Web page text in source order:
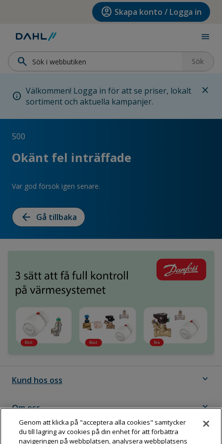
Hoppa till huvudinnehållet account_circle Skapa konto / Logga in
menu
search Sök
info Välkommen! Logga in för att se priser, lokalt
sortiment och aktuella kampanjer.
close
500
Okänt fel inträffade
Var god försök igen senare.
arrow_back Gå tillbaka
Kund hos oss expand_more
Om oss expand_more
Följ Dahl
Genom att klicka på "acceptera alla cookies" samtycker
du till lagring av cookies på din enhet för att förbättra
navigeringen på webbplatsen, analysera webbplatsens